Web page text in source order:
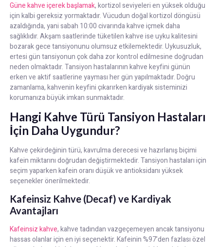
Güne kahve içerek başlamak, kortizol seviyeleri en yüksek olduğu
için kalbi gereksiz yormaktadır. Vücudun doğal kortizol döngüsü
azaldığında, yani sabah 10:00 civarında kahve içmek daha
sağlıklıdır. Akşam saatlerinde tüketilen kahve ise uyku kalitesini
bozarak gece tansiyonunu olumsuz etkilemektedir. Uykusuzluk,
ertesi gün tansiyonun çok daha zor kontrol edilmesine doğrudan
neden olmaktadır. Tansiyon hastalarının kahve keyfini günün
erken ve aktif saatlerine yayması her gün yapılmaktadır. Doğru
zamanlama, kahvenin keyfini çıkarırken kardiyak sisteminizi
korumanıza büyük imkan sunmaktadır.
Hangi Kahve Türü Tansiyon Hastaları
İçin Daha Uygundur?
Kahve çekirdeğinin türü, kavrulma derecesi ve hazırlanış biçimi
kafein miktarını doğrudan değiştirmektedir. Tansiyon hastaları için
seçim yaparken kafein oranı düşük ve antioksidanı yüksek
seçenekler önerilmektedir.
Kafeinsiz Kahve (Decaf) ve Kardiyak
Avantajları
Kafeinsiz kahve, kahve tadından vazgeçemeyen ancak tansiyonu
hassas olanlar için en iyi seçenektir. Kafeinin %97’den fazlası özel